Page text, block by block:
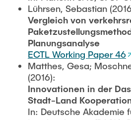
Lührsen, Sebastian
Vergleich von
Planungsanalyse
ECTL Working Paper 46
Matthes, Gesa;
(2016):
Innovationen in der
Stadt-Land
In: Deutsche Akademie